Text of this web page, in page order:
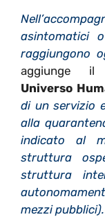
asintomatici
raggiungono
aggiunge il
Universo
di un servizio
alla
indicato al
struttura
struttura
mezzi pubblici).